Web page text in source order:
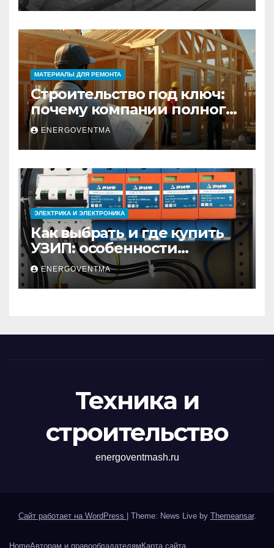
МАТЕРИАЛЫ ДЛЯ РЕМОНТА
Строительство под ключ:
почему компании полного
цикла меняют рынок
недвижимости
ENERGOVENTMA
ЭЛЕКТРИКА И ЭЛЕКТРОНИКА
Как выбрать и где купить
УЗИП: особенности
устройств защиты от
импульсных
перенапряжений
ENERGOVENTMA
Техника и
строительство
energoventmash.ru
Сайт работает на WordPress Theme: News Live by Themeansar.
HomeАвторам и правообладателямКарта сайта